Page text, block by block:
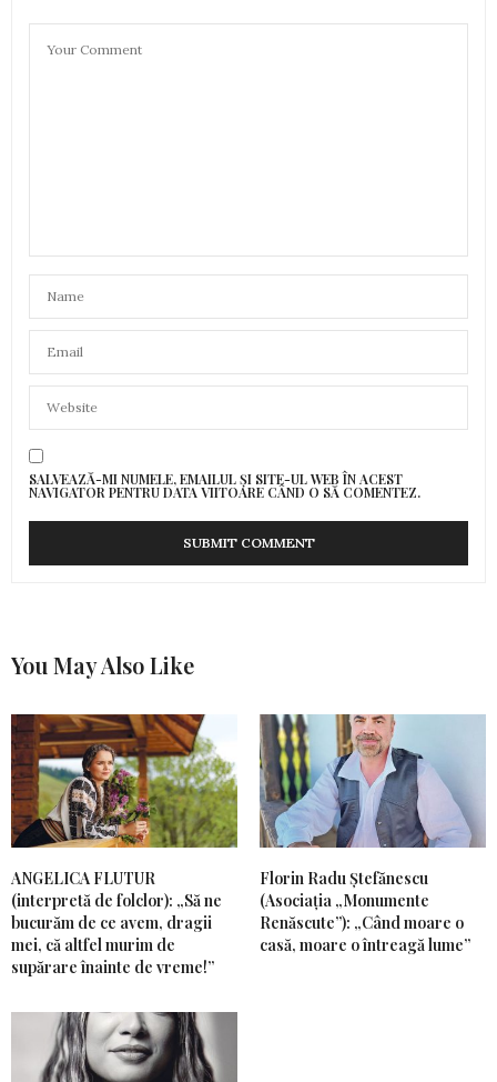
SALVEAZĂ-MI NUMELE, EMAILUL ȘI SITE-UL WEB ÎN ACEST
NAVIGATOR PENTRU DATA VIITOARE CÂND O SĂ COMENTEZ.
You May Also Like
ANGELICA FLUTUR
(interpretă de folclor): „Să ne
bucurăm de ce avem, dragii
mei, că altfel murim de
supărare înainte de vreme!”
Florin Radu Ștefănescu
(Asociația „Monumente
Renăscute”): „Când moare o
casă, moare o întreagă lume”